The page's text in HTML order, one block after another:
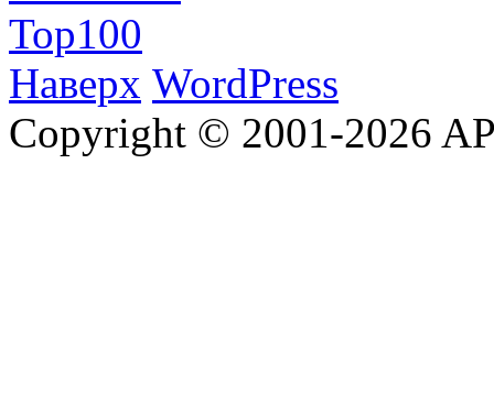
Наверх WordPress
Copyright © 2001-2026